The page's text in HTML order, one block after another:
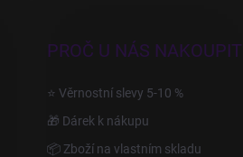
PROČ U NÁS NAKOUPIT
⭐ Věrnostní slevy 5-10 %
🎁 Dárek k nákupu
📦 Zboží na vlastním skladu